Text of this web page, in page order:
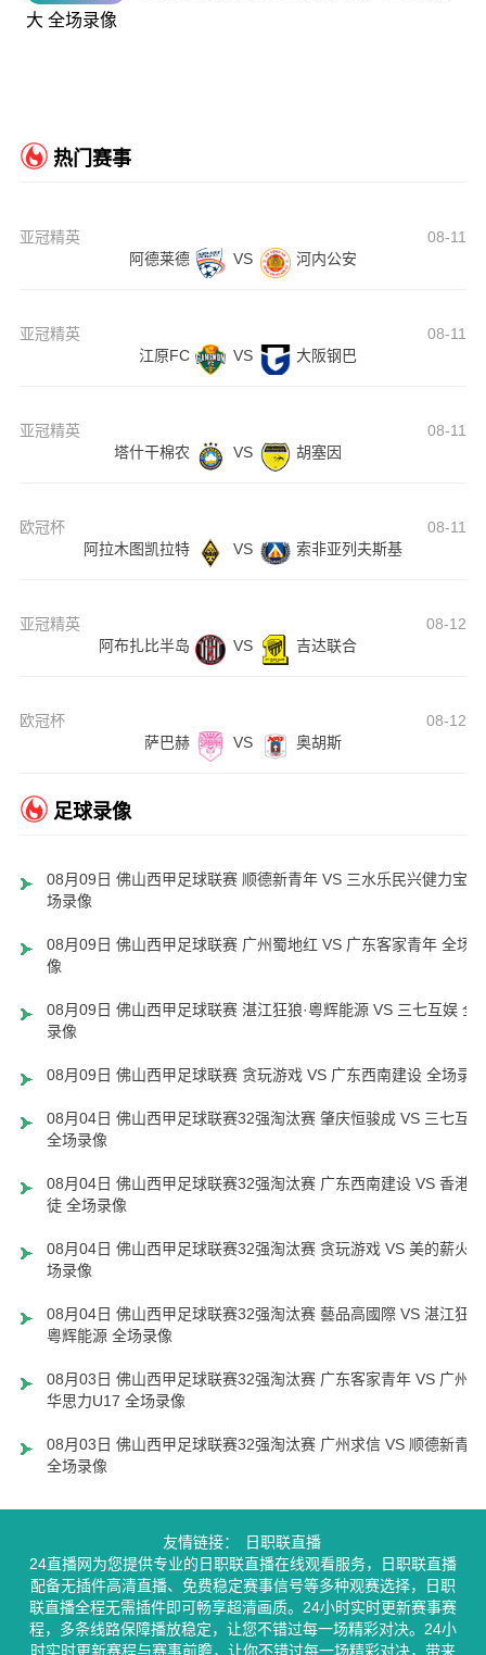
大 全场录像
热门赛事
亚冠精英
08-11
阿德莱德
VS 河内公安
亚冠精英
08-11
江原FC
VS 大阪钢巴
亚冠精英
08-11
塔什干棉农
VS 胡塞因
欧冠杯
08-11
阿拉木图凯拉特
VS 索非亚列夫斯基
亚冠精英
08-12
阿布扎比半岛
VS 吉达联合
欧冠杯
08-12
萨巴赫
VS 奥胡斯
足球录像
08月09日 佛山西甲足球联赛 顺德新青年 VS 三水乐民兴健力宝 全
场录像
08月09日 佛山西甲足球联赛 广州蜀地红 VS 广东客家青年 全场录
像
08月09日 佛山西甲足球联赛 湛江狂狼·粵辉能源 VS 三七互娱 全
录像
08月09日 佛山西甲足球联赛 贪玩游戏 VS 广东西南建设 全场录像
08月04日 佛山西甲足球联赛32强淘汰赛 肇庆恒骏成 VS 三七互娱
全场录像
08月04日 佛山西甲足球联赛32强淘汰赛 广东西南建设 VS 香港圣
徒 全场录像
08月04日 佛山西甲足球联赛32强淘汰赛 贪玩游戏 VS 美的薪火
场录像
08月04日 佛山西甲足球联赛32强淘汰赛 藝品高國際 VS 湛江狂狼
粵辉能源 全场录像
08月03日 佛山西甲足球联赛32强淘汰赛 广东客家青年 VS 广州英
华思力U17 全场录像
08月03日 佛山西甲足球联赛32强淘汰赛 广州求信 VS 顺德新青年
全场录像
友情链接：
日职联直播
24直播网为您提供专业的日职联直播在线观看服务，日职联直播
配备无插件高清直播、免费稳定赛事信号等多种观赛选择，日职
联直播全程无需插件即可畅享超清画质。24小时实时更新赛事赛
程，多条线路保障播放稳定，让您不错过每一场精彩对决。24小
时实时更新赛程与赛事前瞻，让你不错过每一场精彩对决，带来